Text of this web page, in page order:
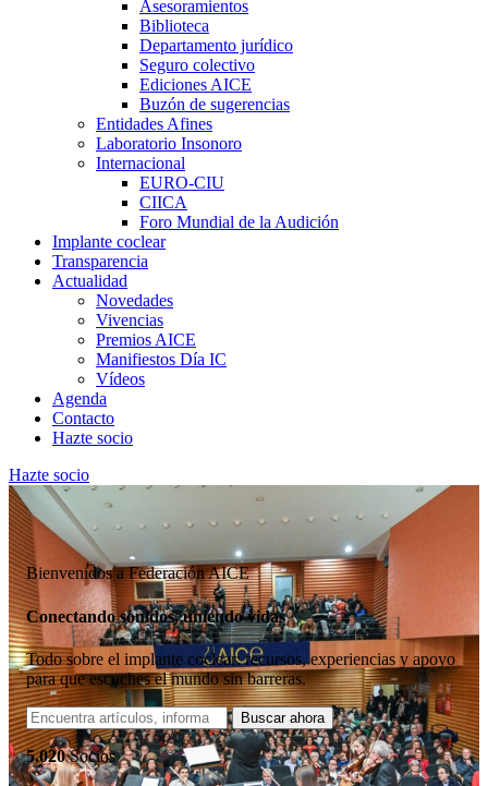
Asesoramientos
Biblioteca
Departamento jurídico
Seguro colectivo
Ediciones AICE
Buzón de sugerencias
Entidades Afines
Laboratorio Insonoro
Internacional
EURO-CIU
CIICA
Foro Mundial de la Audición
Implante coclear
Transparencia
Actualidad
Novedades
Vivencias
Premios AICE
Manifiestos Día IC
Vídeos
Agenda
Contacto
Hazte socio
Hazte socio
Bienvenidos a Federación AICE
Conectando sonidos, uniendo vidas
Todo sobre el implante coclear: recursos, experiencias y apoyo
para que escuches el mundo sin barreras.
5.020Socios